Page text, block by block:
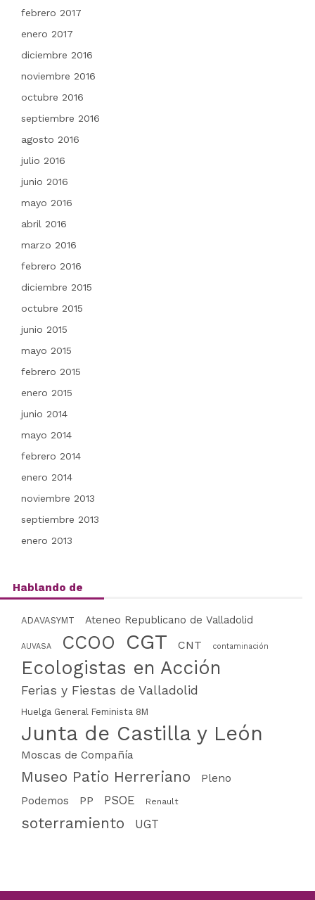
febrero 2017
enero 2017
diciembre 2016
noviembre 2016
octubre 2016
septiembre 2016
agosto 2016
julio 2016
junio 2016
mayo 2016
abril 2016
marzo 2016
febrero 2016
diciembre 2015
octubre 2015
junio 2015
mayo 2015
febrero 2015
enero 2015
junio 2014
mayo 2014
febrero 2014
enero 2014
noviembre 2013
septiembre 2013
enero 2013
Hablando de
ADAVASYMT Ateneo Republicano de Valladolid
AUVASA CCOO CGT CNT contaminación
Ecologistas en Acción
Ferias y Fiestas de Valladolid
Huelga General Feminista 8M
Junta de Castilla y León
Moscas de Compañía
Museo Patio Herreriano
Pleno
Podemos
PP PSOE Renault
soterramiento UGT